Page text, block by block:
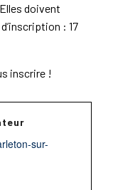
doivent
: 17
inscrire !
sur-